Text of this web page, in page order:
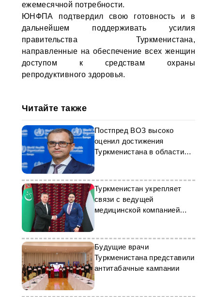
ежемесячной потребности.
ЮНФПА подтвердил свою готовность и в
дальнейшем поддерживать усилия
правительства Туркменистана,
направленные на обеспечение всех женщин
доступом к средствам охраны
репродуктивного здоровья.
Читайте также
Постпред ВОЗ высоко
оценил достижения
Туркменистана в области
Туркменистан укрепляет
связи с ведущей
медицинской компанией
Будущие врачи
Туркменистана представили
антитабачные кампании